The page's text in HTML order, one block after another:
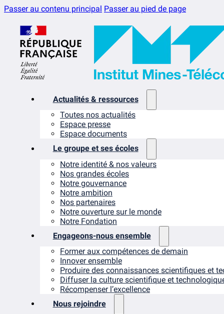
Passer au contenu principal Passer au pied de page
Actualités & ressources
Toutes nos actualités
Espace presse
Espace documents
Le groupe et ses écoles
Notre identité & nos valeurs
Nos grandes écoles
Notre gouvernance
Notre ambition
Nos partenaires
Notre ouverture sur le monde
Notre Fondation
Engageons-nous ensemble
Former aux compétences de demain
Innover ensemble
Produire des connaissances scientifiques et
Diffuser la culture scientifique et
Récompenser l’excellence
Nous rejoindre